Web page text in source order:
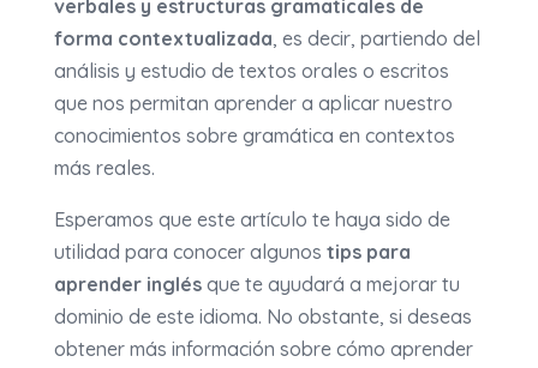
verbales y estructuras gramaticales de
forma contextualizada, es decir, partiendo del
análisis y estudio de textos orales o escritos
que nos permitan aprender a aplicar nuestro
conocimientos sobre gramática en contextos
más reales.
Esperamos que este artículo te haya sido de
utilidad para conocer algunos tips para
aprender inglés que te ayudará a mejorar tu
dominio de este idioma. No obstante, si deseas
obtener más información sobre cómo aprender